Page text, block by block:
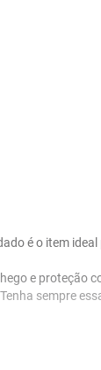
é o item
e proteção
sempre